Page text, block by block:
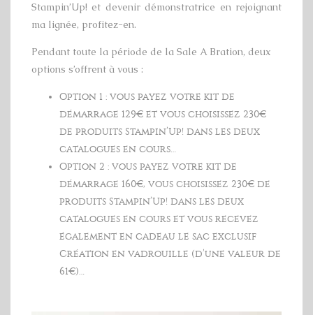
Stampin’Up! et devenir démonstratrice en rejoignant
ma lignée, profitez-en.
Pendant toute la période de la Sale A Bration, deux
options s’offrent à vous :
Option 1 : vous payez votre kit de
démarrage 129€ et vous choisissez 230€
de produits Stampin’Up! dans les deux
catalogues en cours…
Option 2 : vous payez votre kit de
démarrage 160€, vous choisissez 230€ de
produits Stampin’Up! dans les deux
catalogues en cours et vous recevez
également en cadeau le sac exclusif
Création en vadrouille (d’une valeur de
61€)…